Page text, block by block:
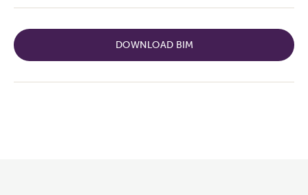
DOWNLOAD BIM